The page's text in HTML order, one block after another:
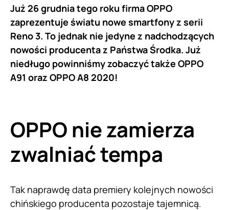
Już 26 grudnia tego roku firma OPPO
zaprezentuje światu nowe smartfony z serii
Reno 3. To jednak nie jedyne z nadchodzących
nowości producenta z Państwa Środka. Już
niedługo powinniśmy zobaczyć także OPPO
A91 oraz OPPO A8 2020!
OPPO nie zamierza
zwalniać tempa
Tak naprawdę data premiery kolejnych nowości
chińskiego producenta pozostaje tajemnicą.